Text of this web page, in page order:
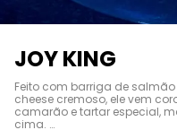
JOY KING
Feito com barriga de
cheese cremoso, ele vem
camarão e tartar especial,
cima.